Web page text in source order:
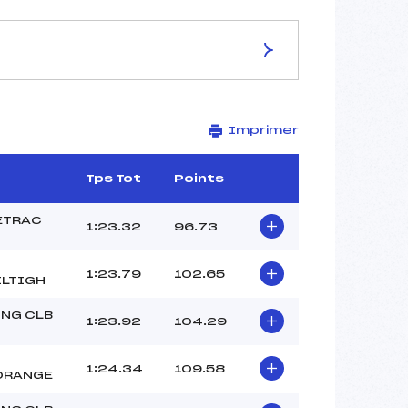
PISTE DU CORBEY
1885
2028/10/03
Imprimer
Tps Tot Points
1:23.32 96.73
1:23.79 102.65
CLB
1:23.92 104.29
1:24.34 109.58